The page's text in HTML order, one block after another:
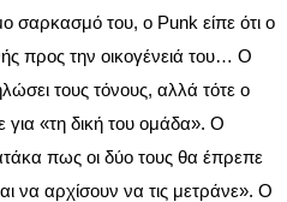
σαρκασμό του, ο Punk είπε ότι ο
προς την οικογένειά του… Ο
τους τόνους, αλλά τότε ο
για «τη δική του ομάδα». Ο
πως οι δύο τους θα έπρεπε
να αρχίσουν να τις μετράνε». Ο